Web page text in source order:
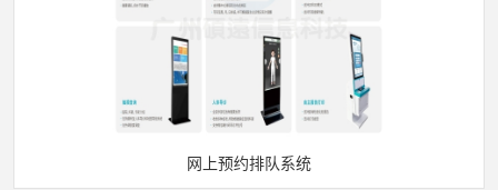
网上预约排队系统